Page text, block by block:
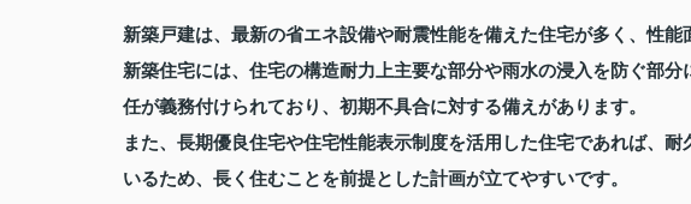
新築戸建は、最新の省エネ設備や耐震性能を備えた住宅が多く、性能
新築住宅には、住宅の構造耐力上主要な部分や雨水の浸入を防ぐ部
任が義務付けられており、初期不具合に対する備えがあります。
また、長期優良住宅や住宅性能表示制度を活用した住宅であれば、
いるため、長く住むことを前提とした計画が立てやすいです。